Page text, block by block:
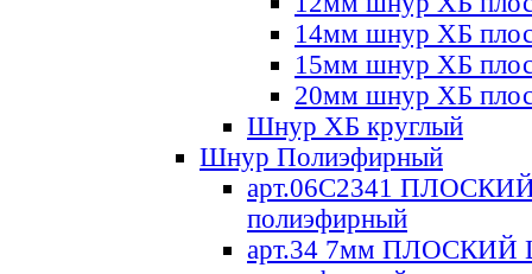
14мм шнур ХБ
15мм шнур ХБ
20мм шнур ХБ
Шнур ХБ круглый
Шнур Полиэфирный
арт.06С2341
полиэфирный
арт.34 7мм ПЛОСКИЙ